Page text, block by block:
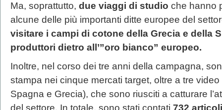
Ma, soprattutto, due viaggi di studio che hanno
alcune delle più importanti ditte europee del
visitare i campi di cotone della Grecia e della
produttori dietro all’”oro bianco” europeo.
Inoltre, nel corso dei tre anni della campagna,
stampa nei cinque mercati target, oltre a tre
Spagna e Grecia), che sono riusciti a catturare
del settore. In totale, sono stati contati 732 articoli